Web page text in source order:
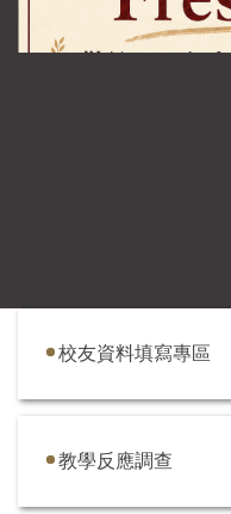
校友資料填寫專區
教學反應調查